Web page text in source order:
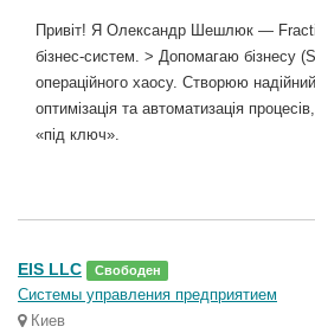
Привіт! Я Олександр Шешлюк —
бізнес-систем. > Допомагаю бізнесу
операційного хаосу. Створюю
оптимізація та автоматизація
«під ключ».
EIS LLC Свободен
Системы управления предприятием
Киев